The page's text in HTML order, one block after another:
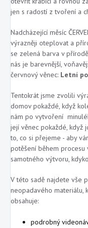
jen s radostí z tvoření a
Nadcházející měsíc
výrazněji oteplovat a
se zelená barva v
nás je barevnější,
červnový věnec: Letní
Tentokrát jsme zvolili
domov pokaždé, když
nám po vytvoření
její věnec pokaždé, když
to, co si přejeme - aby
potěšení během
samotného výtvoru,
V této sadě najdete vše
neopadavého materiálu,
obsahuje:
podrobný